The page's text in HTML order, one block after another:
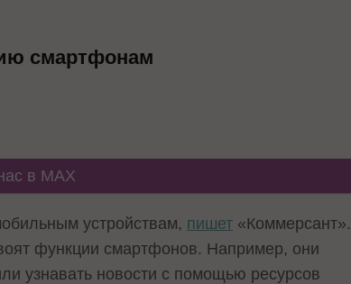
смартфонам
в MAX
устройствам, пишет
функции смартфонов. Например, они
узнавать новости с помощью ресурсов